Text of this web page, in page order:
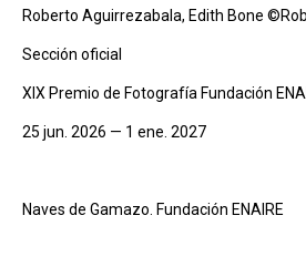
Roberto Aguirrezabala, Edith Bone
Sección oficial
XIX Premio de Fotografía Fundación
25 jun. 2026 — 1 ene. 2027
Naves de Gamazo. Fundación ENAIRE